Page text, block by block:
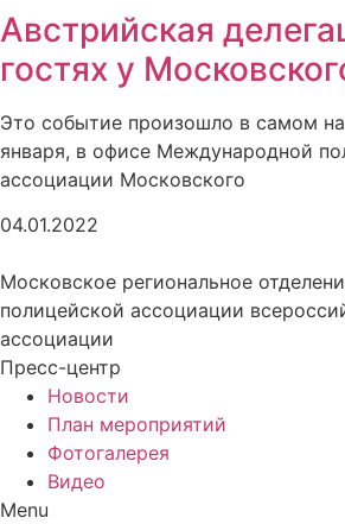
Австрийская
гостях у
Это событие произошло в самом
января, в офисе Международной
ассоциации Московского
04.01.2022
Московское региональное
полицейской ассоциации
ассоциации
Пресс-центр
Новости
План мероприятий
Фотогалерея
Видео
Menu